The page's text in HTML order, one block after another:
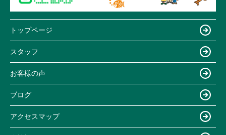
トップページ
スタッフ
お客様の声
ブログ
アクセスマップ